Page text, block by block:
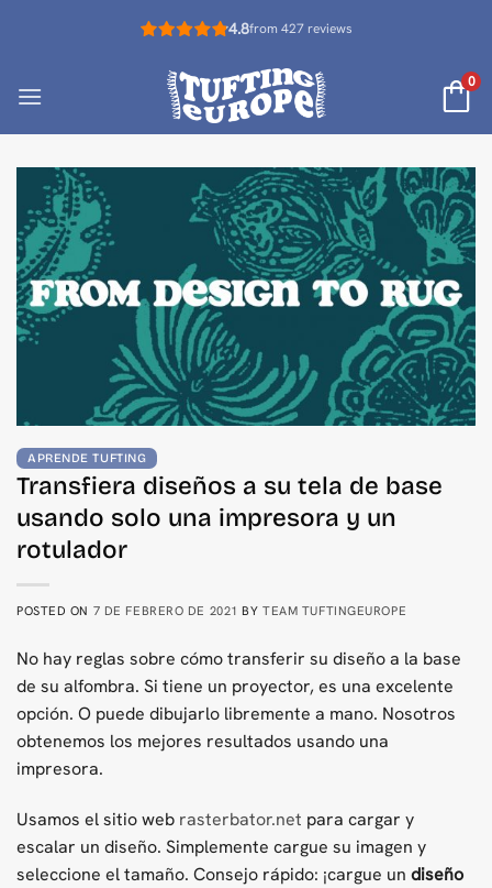
4.8from 427 reviews
0
APRENDE TUFTING
Transfiera diseños a su tela de base
usando solo una impresora y un
rotulador
POSTED ON 7 DE FEBRERO DE 2021 BYTEAM TUFTINGEUROPE
No hay reglas sobre cómo transferir su diseño a la base
de su alfombra. Si tiene un proyector, es una excelente
opción. O puede dibujarlo libremente a mano. Nosotros
obtenemos los mejores resultados usando una
impresora.
Usamos el sitio web rasterbator.net para cargar y
escalar un diseño. Simplemente cargue su imagen y
seleccione el tamaño. Consejo rápido: ¡cargue un diseño